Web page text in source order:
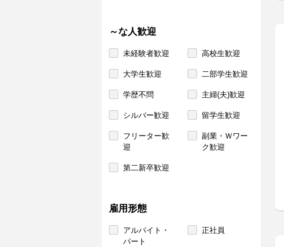
～な人歓迎
未経験者歓迎 高校生歓迎
大学生歓迎 二部学生歓迎
学歴不問 主婦(夫)歓迎
シルバー歓迎 留学生歓迎
フリーター歓
迎
副業・Ｗワー
ク歓迎
第二新卒歓迎
雇用形態
アルバイト・
パート
正社員